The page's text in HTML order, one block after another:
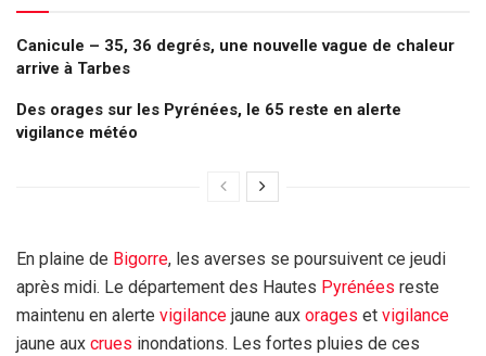
Canicule – 35, 36 degrés, une nouvelle vague de chaleur
arrive à Tarbes
Des orages sur les Pyrénées, le 65 reste en alerte
vigilance météo
En plaine de Bigorre, les averses se poursuivent ce jeudi
après midi. Le département des Hautes Pyrénées reste
maintenu en alerte vigilance jaune aux orages et vigilance
jaune aux crues inondations. Les fortes pluies de ces